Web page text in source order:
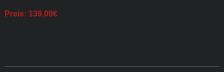
Preis: 139,00€